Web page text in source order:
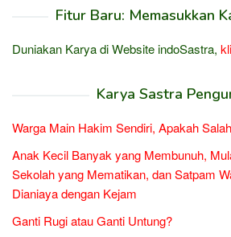
Fitur Baru: Memasukkan
Duniakan Karya di Website indoSastra,
Karya Sastra
Warga Main Hakim Sendiri, Apakah
Anak Kecil Banyak yang Membunuh,
Sekolah yang Mematikan, dan Satpam
Dianiaya dengan Kejam
Ganti Rugi atau Ganti Untung?